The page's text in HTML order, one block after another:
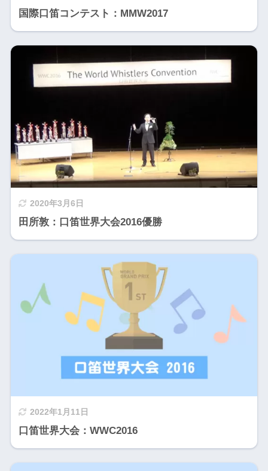
国際口笛コンテスト：MMW2017
2020年3月6日
田所敦：口笛世界大会2016優勝
2022年1月11日
口笛世界大会：WWC2016